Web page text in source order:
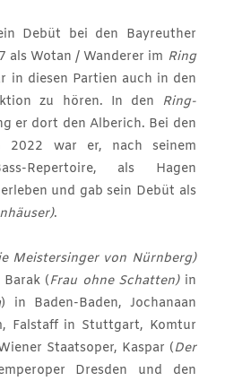
Debüt bei den Bayreuther
als Wotan / Wanderer im Ring
in diesen Partien auch in den
zu hören. In den
Ring-
er dort den Alberich. Bei den
2022 war er, nach seinem
Repertoire, als Hagen
und gab sein Debüt als
.
Meistersinger von Nürnberg)
(Frau ohne Schatten)in
) in Baden-Baden, Jochanaan
Falstaff in Stuttgart, Komtur
Staatsoper, Kaspar (Der
Dresden und den